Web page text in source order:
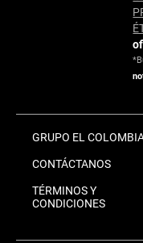
GRUPO EL
CONTÁCTANOS
TÉRMINOS Y
CONDICIONES